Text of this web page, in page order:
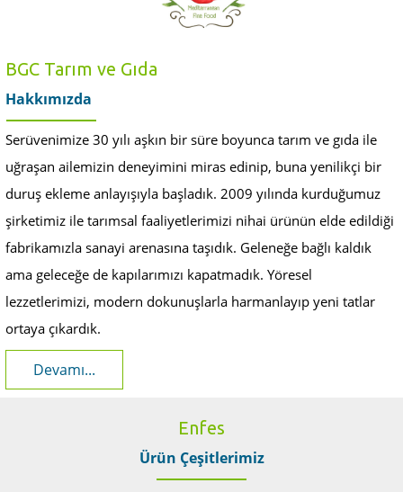
BGC Tarım ve Gıda
Hakkımızda
Serüvenimize 30 yılı aşkın bir süre boyunca tarım ve gıda ile
uğraşan ailemizin deneyimini miras edinip, buna yenilikçi bir
duruş ekleme anlayışıyla başladık. 2009 yılında kurduğumuz
şirketimiz ile tarımsal faaliyetlerimizi nihai ürünün elde edildiği
fabrikamızla sanayi arenasına taşıdık. Geleneğe bağlı kaldık
ama geleceğe de kapılarımızı kapatmadık. Yöresel
lezzetlerimizi, modern dokunuşlarla harmanlayıp yeni tatlar
ortaya çıkardık.
Devamı...
Enfes
Ürün Çeşitlerimiz